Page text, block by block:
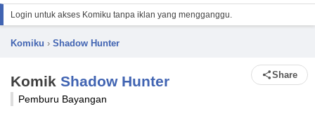
Login untuk akses Komiku tanpa iklan yang mengganggu.
Komiku › Shadow Hunter
Komik Shadow Hunter Share
Pemburu Bayangan